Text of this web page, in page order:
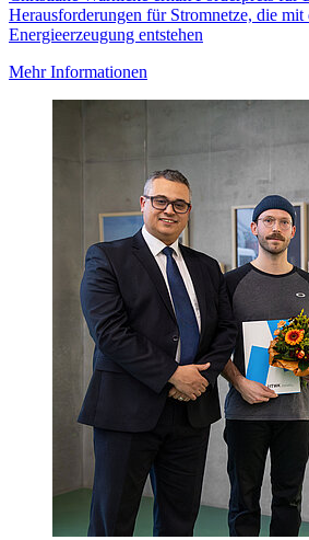
Herausforderungen für Stromnetze, die mit
Energieerzeugung entstehen
Mehr Informationen